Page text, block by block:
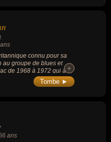
connu pour sa
au groupe de blues et
de 1968 à 1972 qui a
mondial dans les
+
+
Tombe ►
66 ans